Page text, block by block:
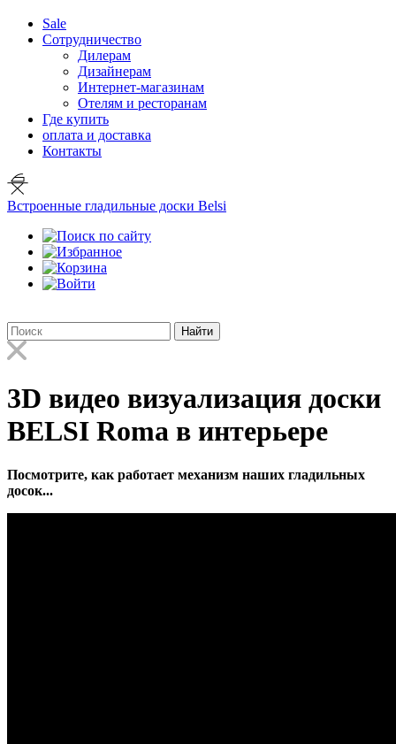
Sale
Сотрудничество
Дилерам
Дизайнерам
Интернет-магазинам
Отелям и ресторанам
Где купить
оплата и доставка
Контакты
Встроенные гладильные доски Belsi
Найти
3D видео визуализация доски
BELSI Roma в интерьере
Посмотрите, как работает механизм наших гладильных
досок...